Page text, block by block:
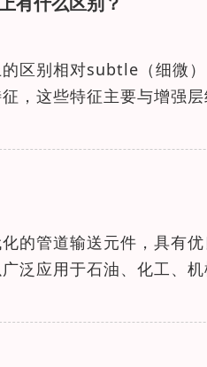
区别相对subtle（细微
，这些特征主要与增强
的管道输送元件，具有
泛应用于石油、化工、